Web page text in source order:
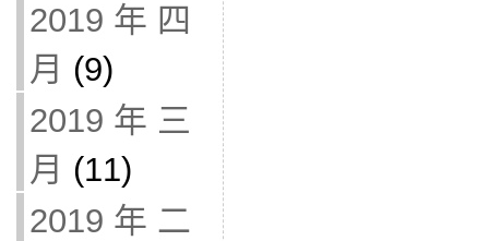
2019 年 四
月 (9)
2019 年 三
月 (11)
2019 年 二